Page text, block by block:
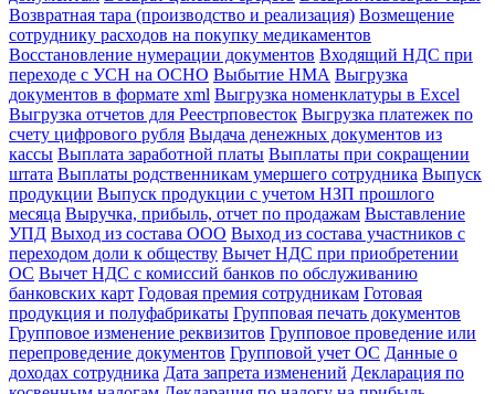
Возвратная тара (производство и реализация) Возмещение
сотруднику расходов на покупку медикаментов
Восстановление нумерации документов Входящий НДС при
переходе с УСН на ОСНО Выбытие НМА Выгрузка
документов в формате xml Выгрузка номенклатуры в Excel
Выгрузка отчетов для Реестрповесток Выгрузка платежек по
счету цифрового рубля Выдача денежных документов из
кассы Выплата заработной платы Выплаты при сокращении
штата Выплаты родственникам умершего сотрудника Выпуск
продукции Выпуск продукции с учетом НЗП прошлого
месяца Выручка, прибыль, отчет по продажам Выставление
УПД Выход из состава ООО Выход из состава участников с
переходом доли к обществу Вычет НДС при приобретении
ОС Вычет НДС с комиссий банков по обслуживанию
банковских карт Годовая премия сотрудникам Готовая
продукция и полуфабрикаты Групповая печать документов
Групповое изменение реквизитов Групповое проведение или
перепроведение документов Групповой учет ОС Данные о
доходах сотрудника Дата запрета изменений Декларация по